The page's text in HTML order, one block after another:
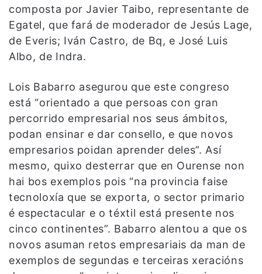
composta por Javier Taibo, representante de
Egatel, que fará de moderador de Jesús Lage,
de Everis; Iván Castro, de Bq, e José Luis
Albo, de Indra.
Lois Babarro asegurou que este congreso
está “orientado a que persoas con gran
percorrido empresarial nos seus ámbitos,
podan ensinar e dar consello, e que novos
empresarios poidan aprender deles”. Así
mesmo, quixo desterrar que en Ourense non
hai bos exemplos pois “na provincia faise
tecnoloxía que se exporta, o sector primario
é espectacular e o téxtil está presente nos
cinco continentes”. Babarro alentou a que os
novos asuman retos empresariais da man de
exemplos de segundas e terceiras xeracións